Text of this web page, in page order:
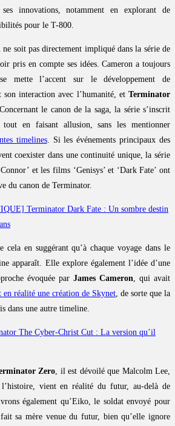
innovations, notamment en explorant de
pour le T-800.
ne soit pas directement impliqué dans la série de
pris en compte ses idées. Cameron a toujours
mette l’accent sur le développement de
interaction avec l’humanité, et Terminator
le canon de la saga, la série s’inscrit
en faisant allusion, sans les mentionner
timelines. Si les événements principaux des
coexister dans une continuité unique, la série
et les films ‘Genisys’ et ‘Dark Fate’ ont
du canon de Terminator.
Terminator Dark Fate : Un sombre destin
cela en suggérant qu’à chaque voyage dans le
apparaît. Elle explore également l’idée d’une
évoquée par James Cameron , qui avait
en réalité une création de Skynet , de sorte que la
dans une autre timeline.
The Cyber-Christ Cut : La version qu’il
Zero , il est dévoilé que Malcolm Lee,
vient en réalité du futur, au-delà de
également qu’Eiko, le soldat envoyé pour
sa mère venue du futur, bien qu’elle ignore